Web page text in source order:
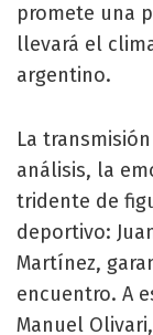
promete una
llevará el
argentino.
La
análisis, la
tridente de
deportivo:
Martínez,
encuentro. A
Manuel